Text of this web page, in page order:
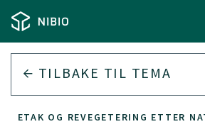
TILBAKE TIL TEMA
OG REVEGETERING ETTER